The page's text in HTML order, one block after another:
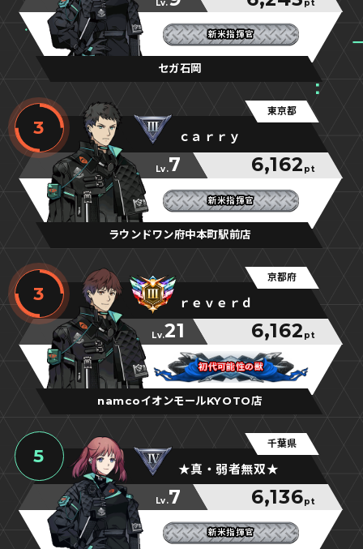
Lv. pt
新米指揮官
新米指揮官
新米指揮官
セガ石岡
3
東京都
ｃａｒｒｙ
Lv.7 6,162 pt
新米指揮官
新米指揮官
新米指揮官
ラウンドワン府中本町駅前店
3
京都府
ｒｅｖｅｒｄ
Lv.21 6,162 pt
初代可能性の獣
初代可能性の獣
初代可能性の獣
namcoイオンモールKYOTO店
5
千葉県
★真・弱者無双★
Lv.7 6,136pt
新米指揮官
新米指揮官
新米指揮官